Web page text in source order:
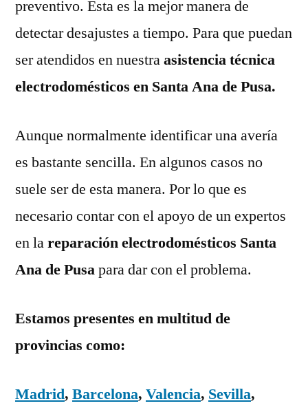
preventivo. Esta es la mejor manera de
detectar desajustes a tiempo. Para que puedan
ser atendidos en nuestraasistencia técnica
electrodomésticos en Santa Ana de Pusa.
Aunque normalmente identificar una avería
es bastante sencilla. En algunos casos no
suele ser de esta manera. Por lo que es
necesario contar con el apoyo de un expertos
en lareparación electrodomésticos Santa
Ana de Pusapara dar con el problema.
Estamos presentes en multitud de
provincias como:
Madrid, Barcelona, Valencia, Sevilla,